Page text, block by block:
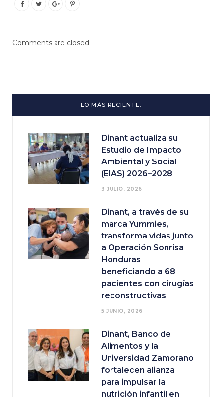
Comments are closed.
LO MÁS RECIENTE:
Dinant actualiza su
Estudio de Impacto
Ambiental y Social
(EIAS) 2026–2028
3 JULIO, 2026
Dinant, a través de su
marca Yummies,
transforma vidas junto
a Operación Sonrisa
Honduras
beneficiando a 68
pacientes con cirugías
reconstructivas
5 JUNIO, 2026
Dinant, Banco de
Alimentos y la
Universidad Zamorano
fortalecen alianza
para impulsar la
nutrición infantil en